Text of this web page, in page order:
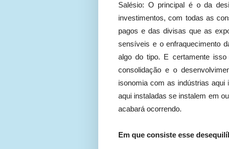
Salésio: O principal é o da
investimentos, com todas as
pagos e das divisas que as
sensíveis e o enfraquecimento
algo do tipo. E certamente
consolidação e o
isonomia com as indústrias
aqui instaladas se instalem em
acabará ocorrendo.
Em que consiste esse